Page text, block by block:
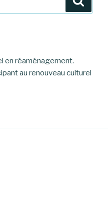
en réaménagement.
au renouveau culturel